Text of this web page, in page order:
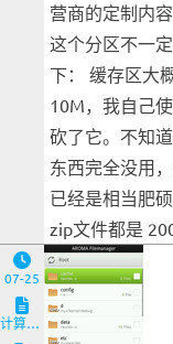
营商的定制内
这个分区不一
下： 缓存区大
10M，我自己
砍了它。不知
东西完全没用
已经是相当肥
zip文件都是
07-25
计算机与客户端